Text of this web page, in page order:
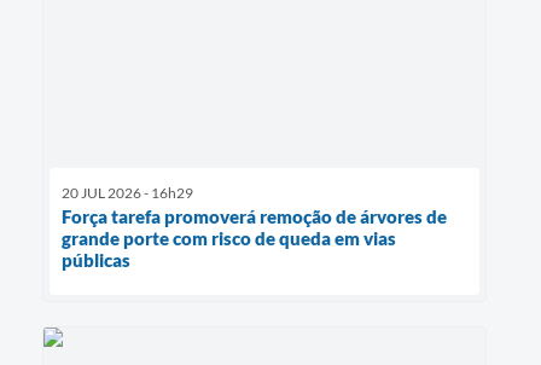
20 JUL 2026 - 16h29
Força tarefa promoverá remoção de árvores de
grande porte com risco de queda em vias
públicas